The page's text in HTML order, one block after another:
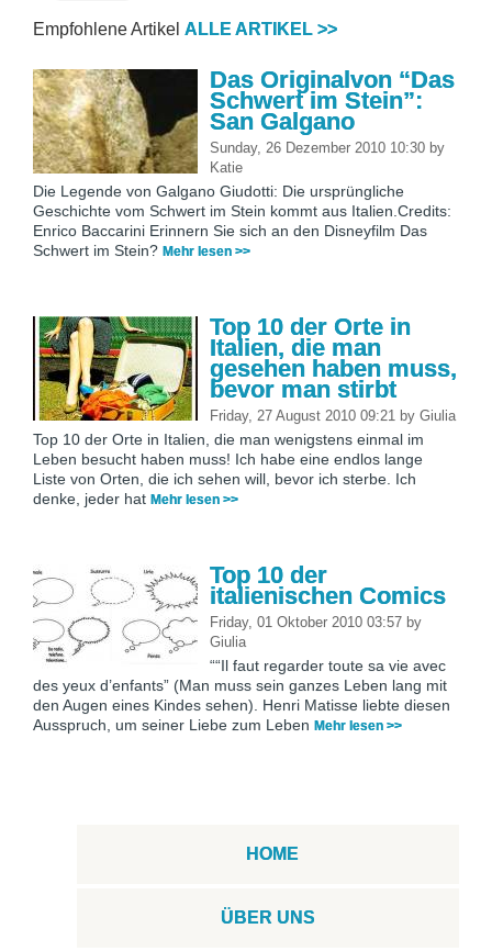
Empfohlene Artikel ALLE ARTIKEL >>
Das Originalvon “Das
Schwert im Stein”:
San Galgano
Sunday, 26 Dezember 2010 10:30 by
Katie
Die Legende von Galgano Giudotti: Die ursprüngliche
Geschichte vom Schwert im Stein kommt aus Italien.Credits:
Enrico Baccarini Erinnern Sie sich an den Disneyfilm Das
Schwert im Stein? Mehr lesen >>
Top 10 der Orte in
Italien, die man
gesehen haben muss,
bevor man stirbt
Friday, 27 August 2010 09:21 by Giulia
Top 10 der Orte in Italien, die man wenigstens einmal im
Leben besucht haben muss! Ich habe eine endlos lange
Liste von Orten, die ich sehen will, bevor ich sterbe. Ich
denke, jeder hat Mehr lesen >>
Top 10 der
italienischen Comics
Friday, 01 Oktober 2010 03:57 by
Giulia
““Il faut regarder toute sa vie avec
des yeux d’enfants” (Man muss sein ganzes Leben lang mit
den Augen eines Kindes sehen). Henri Matisse liebte diesen
Ausspruch, um seiner Liebe zum Leben Mehr lesen >>
HOME
ÜBER UNS